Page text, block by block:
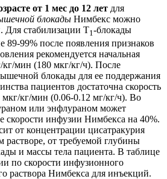
от 1 мес до 12 лет для
блокады Нимбекс можно
Для стабилизации T1 -блокады
89-99% после появления признаков
рекомендуется начальная
кг/мин (180 мкг/кг/ч). После
блокады для ее поддержания
пациентов достаточна скорость
кг/мин (0.06-0.12 мг/кг/ч). Во
или энфлураном может
скорости инфузии Нимбекса на 40%.
от концентрации цисатракурия
растворе, от требуемой глубины
и массы тела пациента. В таблице
по скорости инфузионного
раствора Нимбекса для инъекций.